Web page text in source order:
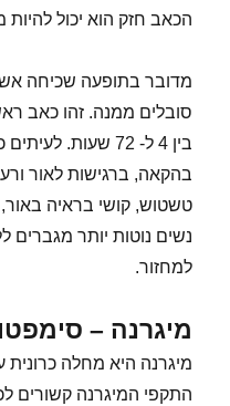
הכאב חזק הוא יכול
סובלים ממנה. זהו כאב
בין 4 ל- 72 שעות.
בהקאה, ברגישות לאור
טשטוש, קושי בראיה באור,
נשים נוטות יותר מגברים
למחזור.
מיגרנה –
מיגרנה היא מחלה כרונית
התקפי המיגרנה קשורים